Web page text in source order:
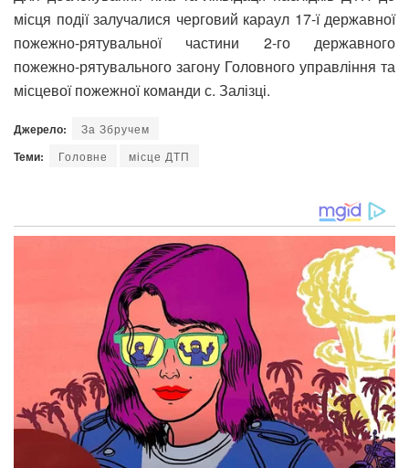
місця події залучалися черговий караул 17-ї державної
пожежно-рятувальної частини 2-го державного
пожежно-рятувального загону Головного управління та
місцевої пожежної команди с. Залізці.
Джерело: За Збручем
Теми: Головне місце ДТП